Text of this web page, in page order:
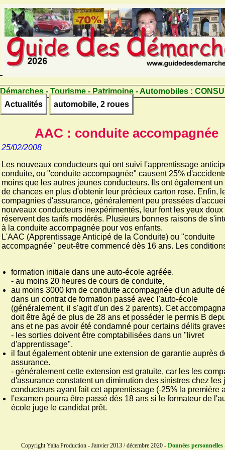
Démarches - Tourisme - Patrimoine - Automobiles :
Actualités
automobile, 2 roues
AAC : conduite accompagnée
25/02/2008
Les nouveaux conducteurs qui ont suivi l'apprentissage
conduite, ou "conduite accompagnée" causent 25%
moins que les autres jeunes conducteurs. Ils ont également un
de chances en plus d'obtenir leur précieux carton rose. Enfin,
compagnies d'assurance, généralement peu pressées
nouveaux conducteurs inexpérimentés, leur font les yeux doux
réservent des tarifs modérés. Plusieurs bonnes raisons de
à la conduite accompagnée pour vos enfants.
L'AAC (Apprentissage Anticipé de la Conduite) ou "conduite
accompagnée" peut-être commencé dès 16 ans. Les
formation initiale dans une auto-école agréée.
- au moins 20 heures de cours de conduite,
au moins 3000 km de conduite accompagnée d'un adulte
dans un contrat de formation passé avec l'auto-école
(généralement, il s'agit d'un des 2 parents). Cet
doit être âgé de plus de 28 ans et posséder le permis B
ans et ne pas avoir été condamné pour certains délits
- les sorties doivent être comptabilisées dans un "livret
d'apprentissage".
il faut également obtenir une extension de garantie auprès
assurance.
- généralement cette extension est gratuite, car les les
d'assurance constatent un diminution des sinistres chez les
conducteurs ayant fait cet apprentissage (-25% la première
l'examen pourra être passé dès 18 ans si le formateur de
école juge le candidat prêt.
Copyright Yalta Production - Janvier 2013 / décembre 2020 - Données